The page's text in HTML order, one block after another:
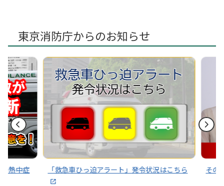
東京消防庁からのお知らせ
中症 「救急車ひっ迫アラート」発令状況はこちら その